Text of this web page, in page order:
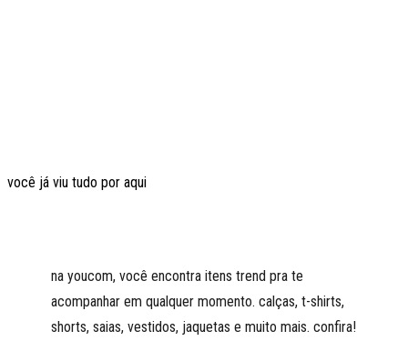
você já viu tudo por aqui
na youcom, você encontra itens trend pra te
acompanhar em qualquer momento. calças, t-shirts,
shorts, saias, vestidos, jaquetas e muito mais. confira!